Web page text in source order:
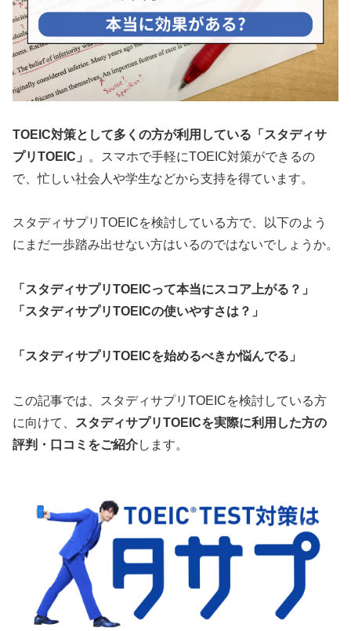
TOEIC対策として多くの方が利用している「スタディサ
プリTOEIC」
。スマホで手軽にTOEIC対策ができるの
で、忙しい社会人や学生などから支持を得ています。
スタディサプリTOEICを検討している方で、以下のよう
にまだ一歩踏み出せない方はいるのではないでしょうか。
「スタディサプリTOEICって本当にスコア上がる？」
「スタディサプリTOEICの使いやすさは？」
「スタディサプリTOEICを始めるべきか悩んでる」
この記事では、スタディサプリTOEICを検討している方
に向けて、
スタディサプリTOEICを実際に利用した方の
評判・口コミをご紹介します。